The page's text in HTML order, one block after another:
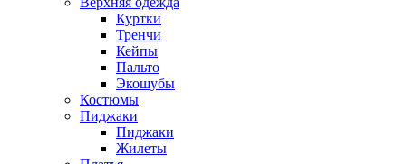
Куртки
Тренчи
Кейпы
Пальто
Экошубы
Костюмы
Пиджаки
Пиджаки
Жилеты